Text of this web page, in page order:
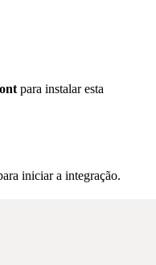
para instalar esta
iniciar a integração.